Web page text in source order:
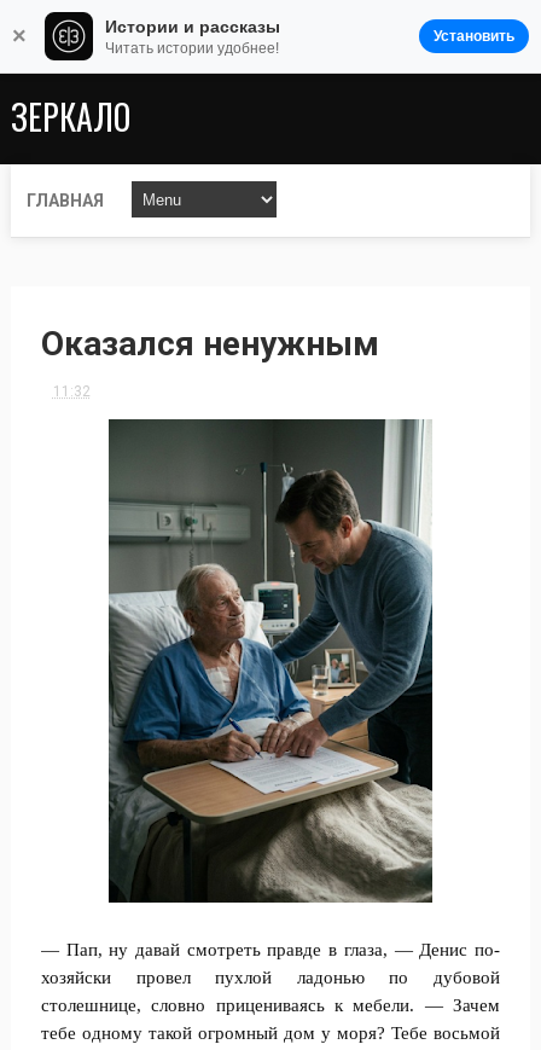
ЗЕРКАЛО
ГЛАВНАЯ
Оказался ненужным
11:32
— Пап, ну давай смотреть правде в глаза, — Денис по-
хозяйски провел пухлой ладонью по дубовой
столешнице, словно прицениваясь к мебели. — Зачем
тебе одному такой огромный дом у моря? Тебе восьмой
× Истории и рассказы
Читать истории удобнее!
Установить